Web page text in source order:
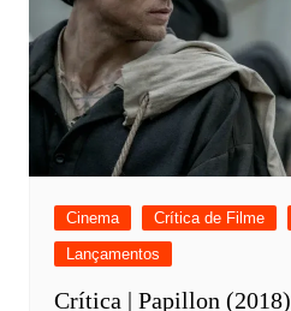
Cinema Crítica de Filme
Lançamentos
Crítica | Papillon (2018)